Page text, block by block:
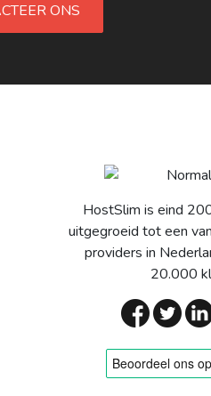
ONS
HostSlim is eind
uitgegroeid tot een
providers in
20.000